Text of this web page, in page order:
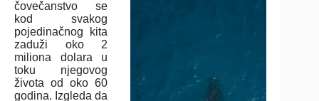
čovečanstvo se
kod svakog
pojedinačnog kita
zaduži oko 2
miliona dolara u
toku njegovog
života od oko 60
godina. Izgleda da